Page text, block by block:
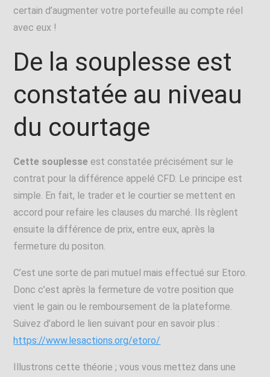
certain d’augmenter votre portefeuille au compte réel
avec eux !
De la souplesse est
constatée au niveau
du courtage
Cette souplesse est constatée précisément sur le
contrat pour la différence appelé CFD. Le principe est
simple. En fait, le trader et le courtier se mettent en
accord pour refaire les clauses du marché. Ils règlent
ensuite la différence de prix, entre eux, après la
fermeture du positon.
C’est une sorte de pari mutuel mais effectué sur Etoro.
Donc c’est après la fermeture de votre position que
vient le gain ou le remboursement de la plateforme.
Suivez d’abord le lien suivant pour en savoir plus :
https://www.lesactions.org/etoro/
Illustrons cette théorie ; vous vous mettez dans une